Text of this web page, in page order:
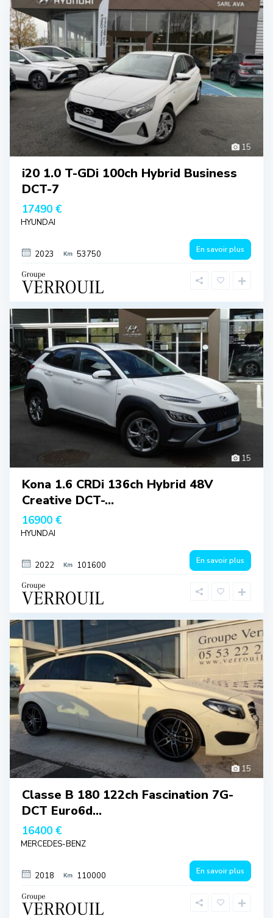
15
i20 1.0 T-GDi 100ch Hybrid Business
DCT-7
17490 €
HYUNDAI
2023 53750 En savoir plus
15
Kona 1.6 CRDi 136ch Hybrid 48V
Creative DCT-...
16900 €
HYUNDAI
2022 101600 En savoir plus
15
Classe B 180 122ch Fascination 7G-
DCT Euro6d...
16400 €
MERCEDES-BENZ
2018 110000 En savoir plus